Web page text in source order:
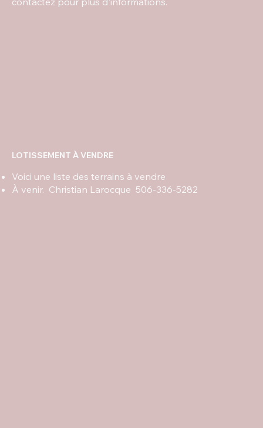
Voici une liste des terrains à vendre
À venir. Christian Larocque 506-336-5282
LOTISSEMENT À VENDRE